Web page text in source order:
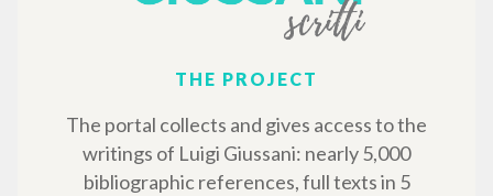
THE PROJECT
The portal collects and gives access to the
writings of Luigi Giussani: nearly 5,000
bibliographic references, full texts in 5